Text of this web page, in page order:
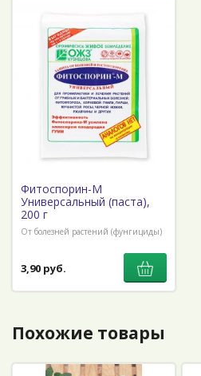
Фитоспорин-М
Универсальный (паста),
200 г
От болезней растений (фунгициды)
3,90 руб.
Похожие товары